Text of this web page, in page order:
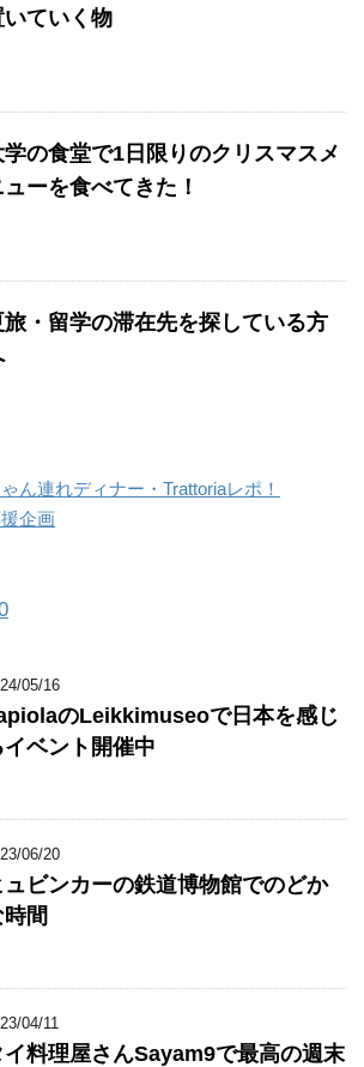
いていく物
学の食堂で1日限りのクリスマスメ
ューを食べてきた！
旅・留学の滞在先を探している方
ん連れディナー・Trattoriaレポ！
企画
05/16
のLeikkimuseoで日本を感じ
イベント開催中
06/20
ュビンカーの鉄道博物館でのどか
間
04/11
イ料理屋さんSayam9で最高の週末